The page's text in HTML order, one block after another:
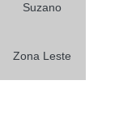
Suzano
Zona Leste